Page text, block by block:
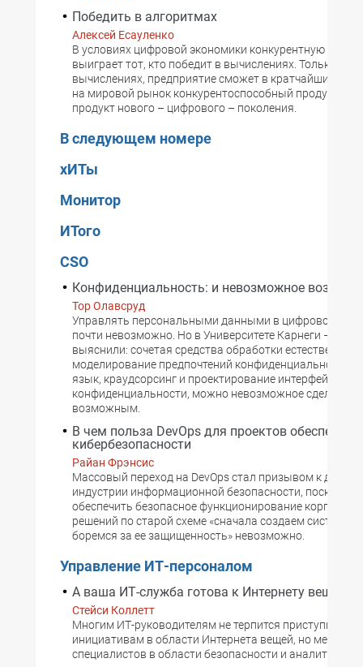
Победить в алгоритмах
Алексей Есауленко
В условиях цифровой экономики конкурентную
выиграет тот, кто победит в вычислениях. Только
вычислениях, предприятие сможет в кратчайшие
на мировой рынок конкурентоспособный продукт,
продукт нового – цифрового – поколения.
В следующем номере
хИТы
Монитор
ИТого
CSO
Конфиденциальность: и невозможное
Тор Олавсруд
Управлять персональными данными в цифровой век
почти невозможно. Но в Университете Карнеги –
выяснили: сочетая средства обработки
моделирование предпочтений конфиденциальности,
язык, краудсорсинг и проектирование интерфейса
конфиденциальности, можно невозможное сделать
возможным.
В чем польза DevOps для проектов
кибербезопасности
Райан Фрэнсис
Массовый переход на DevOps стал призывом к
индустрии информационной безопасности, поскольку
обеспечить безопасное функционирование
решений по старой схеме «сначала создаем систему,
боремся за ее защищенность» невозможно.
Управление ИТ-персоналом
А ваша ИТ-служба готова к Интернету вещей?
Стейси Коллетт
Многим ИТ-руководителям не терпится приступить к
инициативам в области Интернета вещей, но мешает
специалистов в области безопасности и аналитики